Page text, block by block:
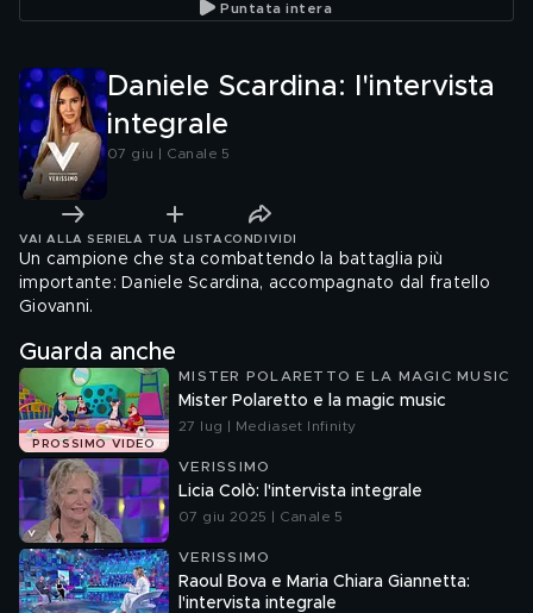
Puntata intera
Daniele Scardina: l'intervista
integrale
07 giu | Canale 5
VAI ALLA SERIE LA TUA LISTA CONDIVIDI
Un campione che sta combattendo la battaglia più
importante: Daniele Scardina, accompagnato dal fratello
Giovanni.
Guarda anche
PROSSIMO VIDEO
MISTER POLARETTO E LA MAGIC MUSIC
Mister Polaretto e la magic music
27 lug | Mediaset Infinity
VERISSIMO
Licia Colò: l'intervista integrale
07 giu 2025 | Canale 5
VERISSIMO
Raoul Bova e Maria Chiara Giannetta:
l'intervista integrale